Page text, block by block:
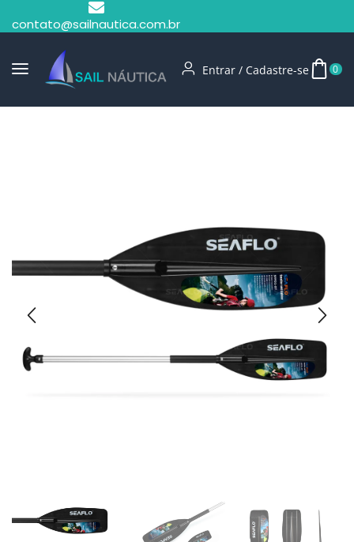
contato@sailnautica.com.br
Entrar / Cadastre-se 0